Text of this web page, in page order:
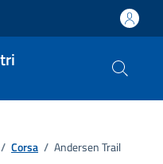
/ Corsa / Andersen Trail